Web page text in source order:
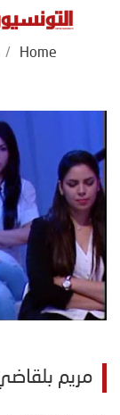
Home
/
مريم